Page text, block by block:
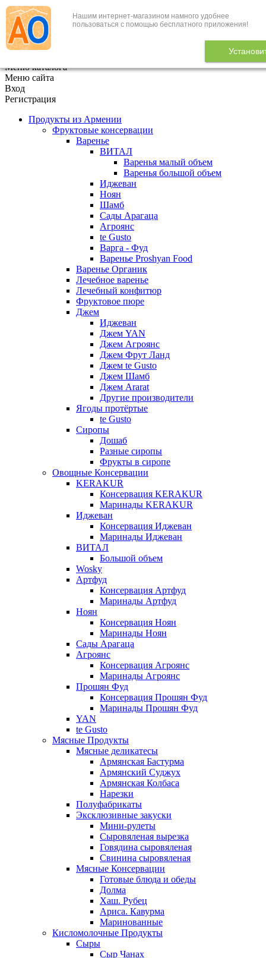
Нашим интернет-магазином намного удобнее
пользоваться с помощью бесплатного приложения!
+7 (495) 646-888-1
В корзине 0
Меню каталога
Меню сайта
Вход
Регистрация
Продукты из Армении
Фруктовые консервации
Варенье
ВИТАЛ
Варенья малый объем
Варенья большой объем
Иджеван
Ноян
Шамб
Сады Арагаца
Агроянс
te Gusto
Варга - Фуд
Варенье Proshyan Food
Варенье Органик
Лечебное варенье
Лечебный конфитюр
Фруктовое пюре
Джем
Иджеван
Джем YAN
Джем Агроянс
Джем Фрут Ланд
Джем te Gusto
Джем Шамб
Джем Ararat
Другие производители
Ягоды протёртые
te Gusto
Сиропы
Дошаб
Разные сиропы
Фрукты в сиропе
Овощные Консервации
KERAKUR
Консервация KERAKUR
Маринады KERAKUR
Иджеван
Консервация Иджеван
Маринады Иджеван
ВИТАЛ
Большой объем
Wosky
Артфуд
Консервация Артфуд
Маринады Артфуд
Ноян
Консервация Ноян
Маринады Ноян
Сады Арагаца
Агроянс
Консервация Агроянс
Маринады Агроянс
Прошян Фуд
Консервация Прошян Фуд
Маринады Прошян Фуд
YAN
te Gusto
Мясные Продукты
Мясные деликатесы
Армянская Бастурма
Армянский Суджух
Армянская Колбаса
Нарезки
Полуфабрикаты
Эксклюзивные закуски
Мини-рулеты
Сыровяленая вырезка
Говядина сыровяленая
Свинина сыровяленая
Мясные Консервации
Готовые блюда и обеды
Долма
Хаш. Рубец
Ариса. Кавурма
Маринованные
Кисломолочные Продукты
Сыры
Сыр Чанах